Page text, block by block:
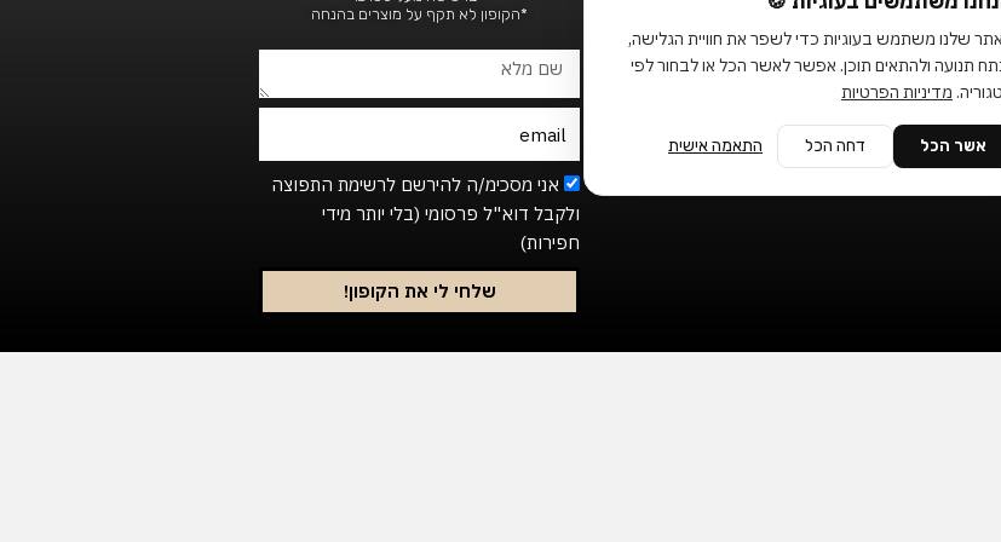
g
a
o
k
k
*הקופון לא תקף על מוצרים בהנחה
שם
Footer_newsletter
אני מסכימ/ה להירשם לרשימת התפוצה
ולקבל דוא"ל פרסומי (בלי יותר מידי
חפירות)
שלחי לי את הקופון!
שלנו משתמש בעוגיות כדי לשפר את חוויית הגלישה,
תנועה ולהתאים תוכן. אפשר לאשר הכל או לבחור לפי
מדיניות הפרטיות
אשר הכל דחה הכל התאמה אישית